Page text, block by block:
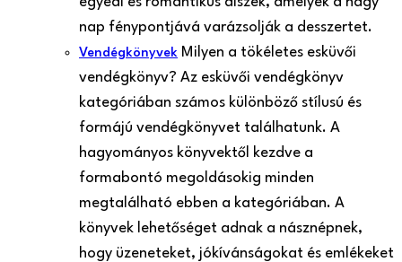
nap fénypontjává varázsolják a desszertet.
Vendégkönyvek Milyen a tökéletes esküvői
vendégkönyv? Az esküvői vendégkönyv
kategóriában számos különböző stílusú és
formájú vendégkönyvet találhatunk. A
hagyományos könyvektől kezdve a
formabontó megoldásokig minden
megtalálható ebben a kategóriában. A
könyvek lehetőséget adnak a násznépnek,
hogy üzeneteket, jókívánságokat és emlékeket